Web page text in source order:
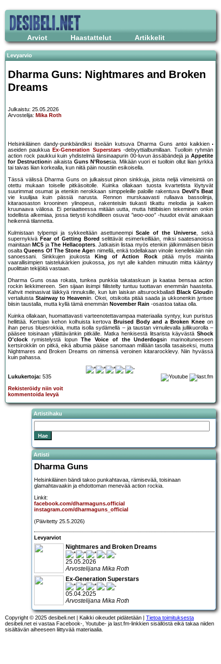
Arviot Haastattelut Artikkelit
Levyarvio
Dharma Guns: Nightmares and Broken
Dreams
Julkaistu: 25.05.2026
Arvostelija: Mika Roth
Helsinkiläinen dandy-punkbändiksi itseään kutsuva Dharma Guns antoi kaikkien
aseiden paukkua Ex-Generation Superstars-debyyttialbumillaan. Tuolloin ryhmän
action rock paukkui kuin yhdistelmä länsinaapurin 00-luvun ässäbändejä ja Appetite
for Destructionin aikaista Guns N’Rosesia. Mikään vuori ei tuolloin ollut liian jyrkkä
tai taivas liian korkealla, kun niitä päin noustiin esikoisella.
Tässä välissä Dharma Guns on julkaissut pinon sinkkuja, joista neljä viimeisintä on
otettu mukaan toiselle pitkäsoitolle. Kuinka ollakaan tuosta kvartetista löytyvät
suurimmat osumat ja etenkin nerokkaan simppeleille paloille rakentuva Devil’s Beat
vie kuulijaa kuin pässiä narusta. Rennon murskaavasti rullaava bassolinja,
kitaraosaston krooninen ylinopeus, rakenteisiin tiukasti tikattu melodia ja kaiken
kruunaava väliosa. Ei periaatteessa mitään uutta, mutta hittibiisien tekeminen onkin
todellista alkemiaa, jossa tietysti kohdilleen osuvat ”woo-ooo” -huudot eivät ainakaan
heikennä tilannetta.
Kulmistaan tylpempi ja sykkeeltään asettuneempiScale of the Universe, sekä
supernykivä Fear of Getting Bored selittävät esimerkeillään, miksi saatesanoissa
mainitaan MC5 jaThe Hellacopters. Jatkaisin listaa myös etenkin jälkimmäisen biisin
osaltaQueens Of The Stone Agen nimellä, enkä todellakaan vinoile kenellekään niin
sanoessani. Sinkkujen joukosta
King of Action Rock pitää myös mainita
vaarallisimpien taistelukärkien joukossa, jos nyt alle kahden minuutin mitta kääntyy
puolittain tekijöitä vastaan.
Dharma Guns osaa rokata, tunkea punkkia takataskuun ja kaataa bensaa action
rockin liekkimereen. Sen sijaan iisimpi fiilistelty tuntuu tuottavan enemmän haasteita.
Kahvit meinasivat läikkyä rinnuksille, kun luin laiskan altsurockballadi Black Gloudin
vertailuistaStairway to Heaveniin. Okei, otsikoita pitää saada ja ukkonenkin jyrisee
biisin taustalla, mutta kyllä tämä enemmän November Rain -osastoa taitaa olla.
Kuinka ollakaan, huomattavasti varteenotettavampaa materiaalia syntyy, kun puristus
hellittää. Kertojan kehon kolhuista kertova Bruised Body and a Broken Knee on
ihan perus bluesrokkia, mutta isolla sydämellä – ja taustan virnuilevalla jullikuorolla –
pääsee toisinaan yllättävänkin pitkälle. Matka henkisestä litsarista käyvästä Shock
O'clock rymistelystä lopunThe Voice of the Underdogsin marinoituneeseen
kertsirokkiin on pitkä, eikä albumia pääse sanomaan millään tasolla tasaiseksi, mutta
Nightmares and Broken Dreams on nimensä veroinen kitararocklevy. Niin hyvässä
kuin pahassa.
Lukukertoja: 535
Rekisteröidy niin voit
kommentoida levyä
Artistihaku
Artisti
Dharma Guns
Helsinkiläinen bändi takoo punkahtavaa, rämisevää, toisinaan
glamahtavaakin ja ehdottoman menevää action rockia.
Linkit:
facebook.com/dharmaguns.official
instagram.com/dharmaguns_official
(Päivitetty 25.5.2026)
Levyarviot
Nightmares and Broken Dreams
25.05.2026
Arvostelijana Mika Roth
Ex-Generation Superstars
05.04.2025
Arvostelijana Mika Roth
Copyright © 2025 desibeli.net | Kaikki oikeudet pidätetään | Tietoa toimituksesta
desibeli.net ei vastaa Facebook-, Youtube- ja last.fm-linkkien sisällöstä eikä takaa niiden
sisältävän aiheeseen liittyvää materiaalia.